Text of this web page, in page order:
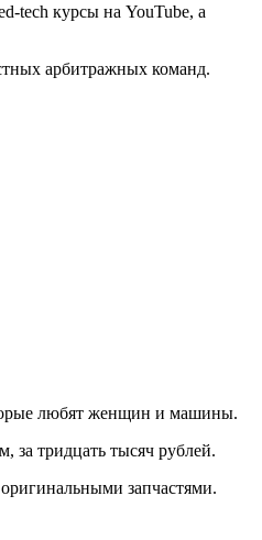
tech курсы на YouTube, а
арбитражных команд.
любят женщин и машины.
тридцать тысяч рублей.
запчастями.